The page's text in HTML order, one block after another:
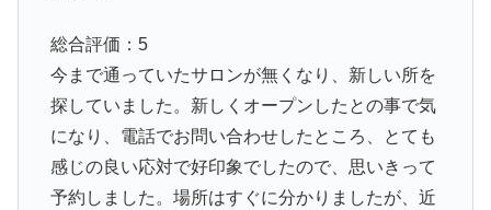
総合評価：5
今まで通っていたサロンが無くなり、新しい所を
探していました。新しくオープンしたとの事で気
になり、電話でお問い合わせしたところ、とても
感じの良い応対で好印象でしたので、思いきって
予約しました。場所はすぐに分かりましたが、近